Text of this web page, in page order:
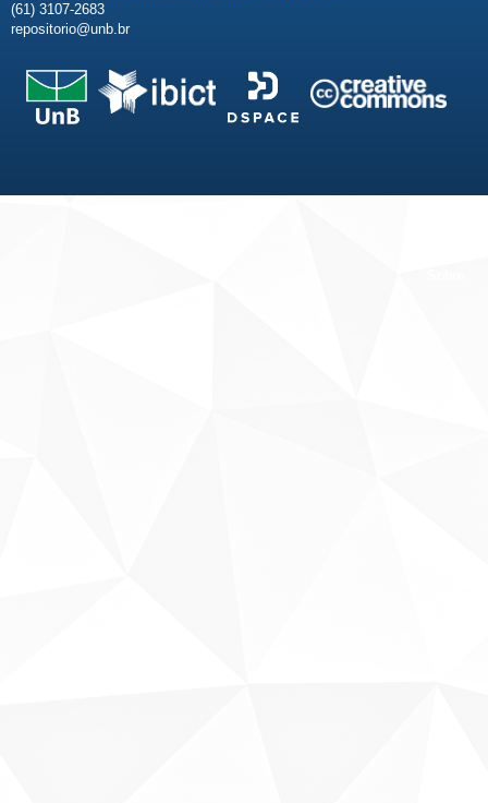
(61) 3107-2683
repositorio@unb.br